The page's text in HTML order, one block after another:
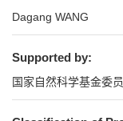
Dagang WANG
Supported by:
国家自然科学基金委